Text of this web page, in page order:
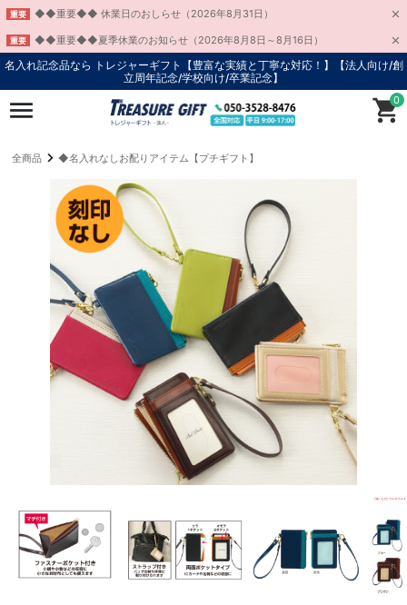
重要 ◆◆重要◆◆ 休業日のおしらせ（2026年8月31日）
重要
◆◆重要◆◆夏季休業のお知らせ（2026年8月8日～8月16日）
名入れ記念品なら トレジャーギフト【豊富な実績と丁寧な対応！】
【法人向け/創
立周年記念/学校向け/卒業記念】
0
全商品 ◆名入れなしお配りアイテム【プチギフト】